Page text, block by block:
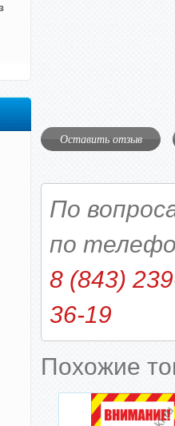
Оставить отзыв
По
по
8 (843)
36-19
Похожие